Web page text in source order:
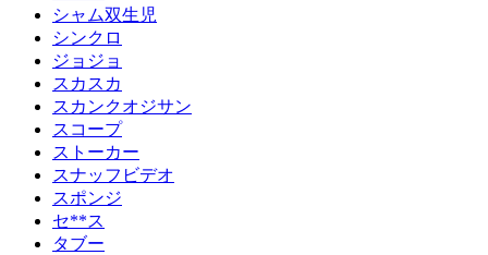
シャム双生児
シンクロ
ジョジョ
スカスカ
スカンクオジサン
スコープ
ストーカー
スナッフビデオ
スポンジ
セ**ス
タブー